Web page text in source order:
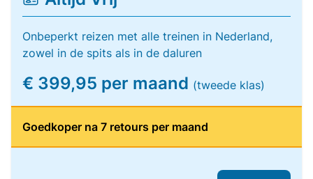
Onbeperkt reizen met alle treinen in Nederland,
zowel in de spits als in de daluren
€ 399,95 per maand (tweede klas)
Goedkoper na 7 retours per maand